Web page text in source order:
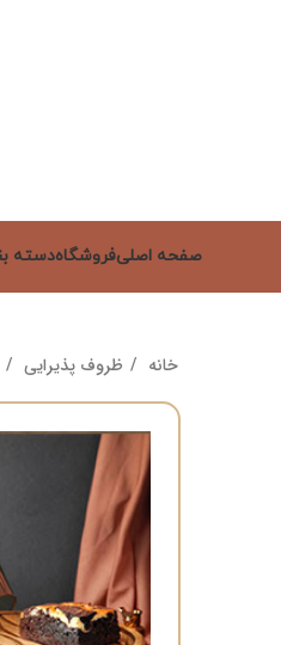
صفحه اصلیفروشگاهدسته
خانه ظروف پذیرایی